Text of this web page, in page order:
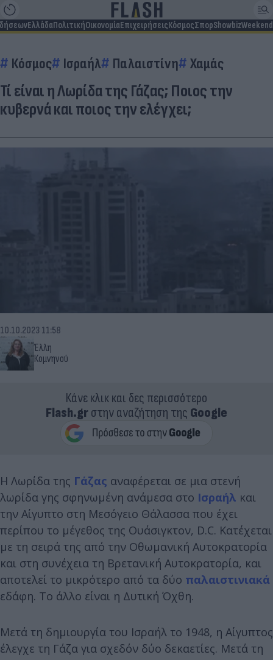
ΕλλάδαΠολιτικήΟικονομίαΕπιχειρήσειςΚόσμοςΣπορShowbizWeekend
Κόσμος Ισραήλ Παλαιστίνη Χαμάς
Τί είναι η Λωρίδα της Γάζας; Ποιος την
κυβερνά και ποιος την ελέγχει;
Έλλη
Κομνηνού
10.10.2023 11:58
Κάνε κλικ και δες περισσότερο
Flash.grστην αναζήτηση της Google
Η Λωρίδα της Γάζας αναφέρεται σε μια στενή
λωρίδα γης σφηνωμένη ανάμεσα στο Ισραήλ και
την Αίγυπτο στη Μεσόγειο Θάλασσα που έχει
περίπου το μέγεθος της Ουάσιγκτον, D.C. Κατέχεται
με τη σειρά της από την Οθωμανική Αυτοκρατορία
και στη συνέχεια τη Βρετανική Αυτοκρατορία, και
αποτελεί το μικρότερο από τα δύο παλαιστινιακά
εδάφη. Το άλλο είναι η Δυτική Όχθη.
Μετά τη δημιουργία του Ισραήλ το 1948, η Αίγυπτος
έλεγχε τη Γάζα για σχεδόν δύο δεκαετίες. Μετά τη